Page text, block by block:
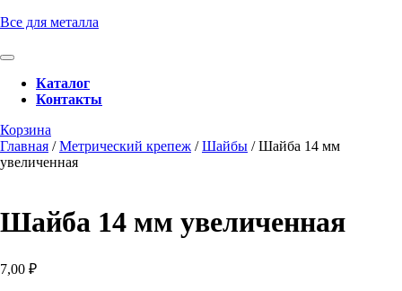
Перейти
содержимому
Все для металла
Кнопка
ОткрытьКаталог
Контакты
Кнопка
Закрыть
Корзина
консультацию
Главная /Метрический крепеж /Шайбы / Шайба 14 мм
увеличенная
Шайба 14 мм увеличенная
7,00 ₽